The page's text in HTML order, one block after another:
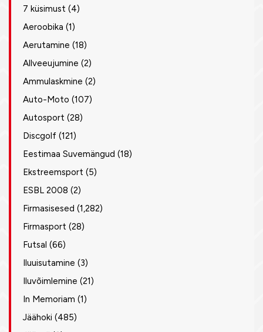
7 küsimust (4)
Aeroobika (1)
Aerutamine (18)
Allveeujumine (2)
Ammulaskmine (2)
Auto-Moto (107)
Autosport (28)
Discgolf (121)
Eestimaa Suvemängud (18)
Ekstreemsport (5)
ESBL 2008 (2)
Firmasisesed (1,282)
Firmasport (28)
Futsal (66)
Iluuisutamine (3)
Iluvõimlemine (21)
In Memoriam (1)
Jäähoki (485)